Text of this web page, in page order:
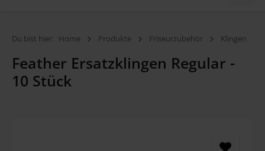
Du bist hier: Home Produkte Friseurzubehör Klingen
Feather Ersatzklingen Regular -
10 Stück